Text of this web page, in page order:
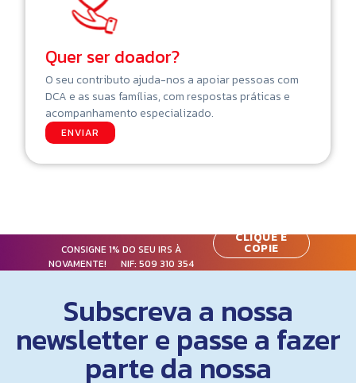
Quer ser doador?
O seu contributo ajuda-nos a apoiar pessoas com
DCA e as suas famílias, com respostas práticas e
acompanhamento especializado.
ENVIAR
CONSIGNE 1% DO SEU IRS À
NOVAMENTE! NIF:509 310 354
CLIQUE E
COPIE
Subscreva a nossa
newsletter e passe a fazer
parte da nossa